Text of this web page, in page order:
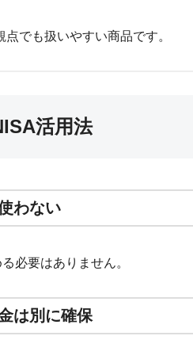
でも扱いやすい商品です。
活用法
わない
必要はありません。
は別に確保